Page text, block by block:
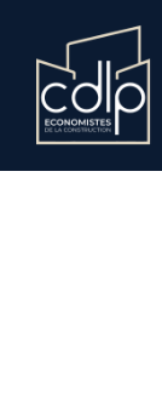
content